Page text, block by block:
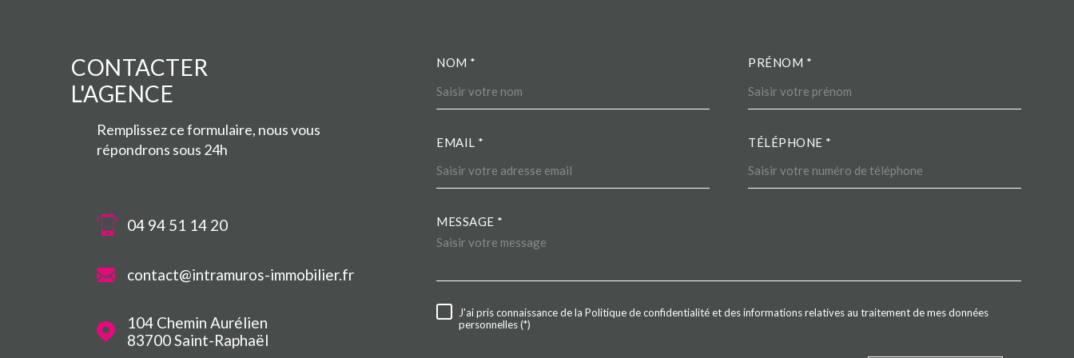
CONTACTER
L'AGENCE
Remplissez ce formulaire, nous vous
répondrons sous 24h
04 94 51 14 20
contact@intramuros-immobilier.fr
104 Chemin Aurélien
83700
Saint-Raphaël
TRAD_MELTEM_VOSCOORDONNEES
NOM * PRÉNOM *
EMAIL * TÉLÉPHONE *
TRAD_MELTEM_VOREDEMANDE
MESSAGE *
RÈGLEMENTATION
J'ai pris connaissance de la Politique de confidentialité et des informations relatives au traitement de mes données
personnelles (*)